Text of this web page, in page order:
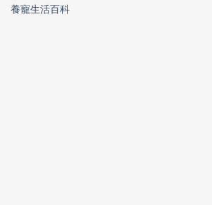
養寵生活百科